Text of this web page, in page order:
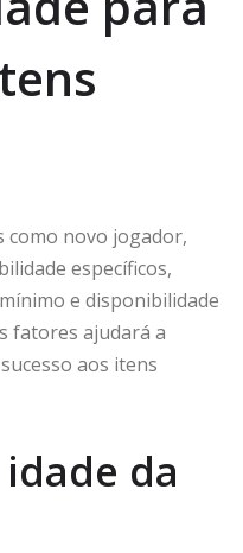
como novo jogador,
específicos,
e disponibilidade
fatores ajudará a
aos itens
da